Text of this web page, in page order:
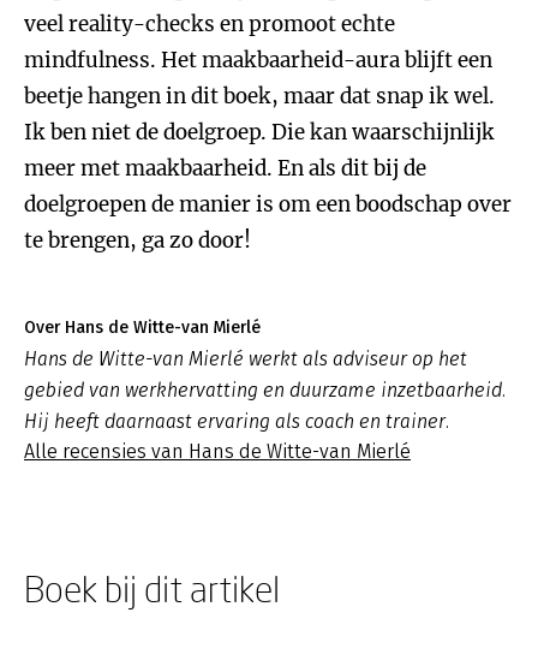
veel reality-checks en promoot echte
mindfulness. Het maakbaarheid-aura blijft een
beetje hangen in dit boek, maar dat snap ik wel.
Ik ben niet de doelgroep. Die kan waarschijnlijk
meer met maakbaarheid. En als dit bij de
doelgroepen de manier is om een boodschap over
te brengen, ga zo door!
Over Hans de Witte-van Mierlé
Hans de Witte-van Mierlé werkt als adviseur op het
gebied van werkhervatting en duurzame inzetbaarheid.
Hij heeft daarnaast ervaring als coach en trainer.
Alle recensies van Hans de Witte-van Mierlé
Boek bij dit artikel